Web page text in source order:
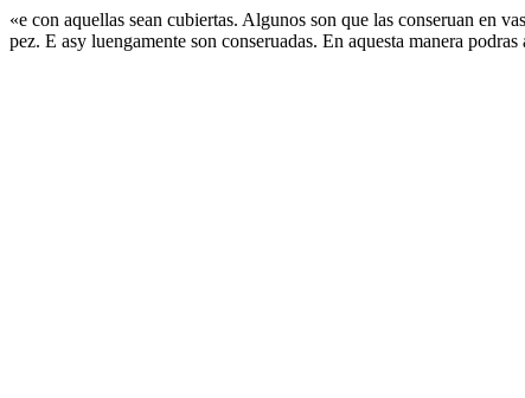
«e con aquellas sean cubiertas. Algunos son que las conseruan en
pez. E asy luengamente son conseruadas. En aquesta manera